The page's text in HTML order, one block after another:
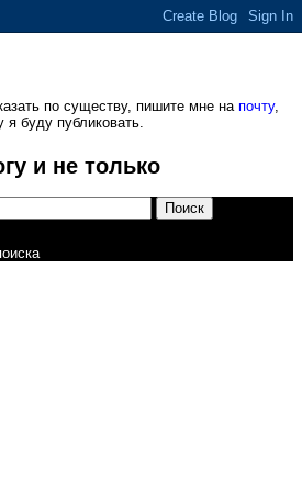
по существу, пишите мне напочту,
я буду публиковать.
и не только